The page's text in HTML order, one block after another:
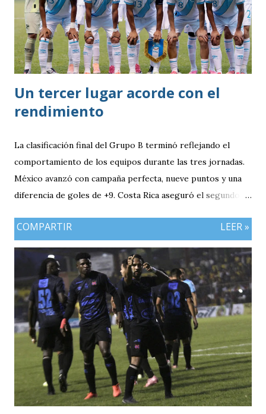
Un tercer lugar acorde con el
rendimiento
La clasificación final del Grupo B terminó reflejando el
comportamiento de los equipos durante las tres jornadas.
México avanzó con campaña perfecta, nueve puntos y una
diferencia de goles de +9. Costa Rica aseguró el segundo
tres puntos y diferencia de -1, mientras Antigua y Barbuda
cerró sin sumar. ¿Por qué Guatemala terminó tercera y
dependió de otros resultados? Porque el equipo solo
consiguió imponer condiciones frente al rival más débil del
grupo. En los dos partidos que definían la clasificación fue
superado en posesión, producción ofensiva y generación de
ocasiones de gol. La goleada frente a México terminó
siendo la consecuencia más visible de una diferencia que ya
se había manifestado ante Costa Rica y que obligó a la
Bicolor a llegar a la última jornada pendiente de otros
resultados, particularmente del de Honduras vs. Panamá.
COMPARTIR LEER »